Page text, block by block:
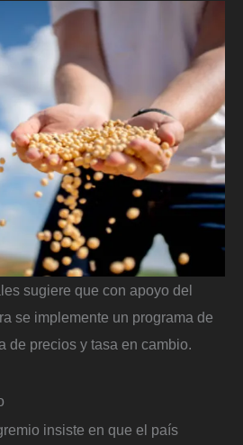
sugiere que con apoyo del
se implemente un programa de
de precios y tasa en cambio.
insiste en que el país